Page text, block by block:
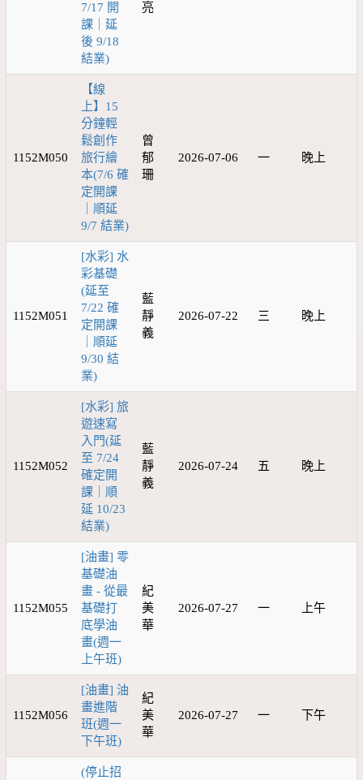
7/17 開
課｜延
後 9/18
結業)
亮
1152M050
【線
上】15
分鐘輕
鬆創作
旅行繪
本(7/6 確
定開課
｜順延
9/7 結業)
曾
郁
珊
2026-07-06 一 晚上
1152M051
[水彩] 水
彩基礎
(延至
7/22 確
定開課
｜順延
9/30 結
業)
藍
靜
義
2026-07-22 三 晚上
1152M052
[水彩] 旅
遊速寫
入門(延
至 7/24
確定開
課｜順
延 10/23
結業)
藍
靜
義
2026-07-24 五 晚上
1152M055
[油畫] 零
基礎油
畫 - 從最
基礎打
底學油
畫(週一
上午班)
紀
美
華
2026-07-27 一 上午
1152M056
[油畫] 油
畫進階
班(週一
下午班)
紀
美
華
2026-07-27 一 下午
(停止招